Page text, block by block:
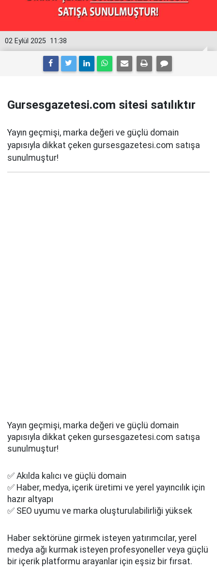
11:38
02 Eylül 2025
Gursesgazetesi.com sitesi satılıktır
Yayın geçmişi, marka değeri ve güçlü domain
yapısıyla dikkat çeken gursesgazetesi.com satışa
sunulmuştur!
Yayın geçmişi, marka değeri ve güçlü domain
yapısıyla dikkat çeken gursesgazetesi.com satışa
sunulmuştur!
✅ Akılda kalıcı ve güçlü domain
✅ Haber, medya, içerik üretimi ve yerel yayıncılık için
hazır altyapı
✅ SEO uyumu ve marka oluşturulabilirliği yüksek
Haber sektörüne girmek isteyen yatırımcılar, yerel
medya ağı kurmak isteyen profesyoneller veya güçlü
bir içerik platformu arayanlar için eşsiz bir fırsat.